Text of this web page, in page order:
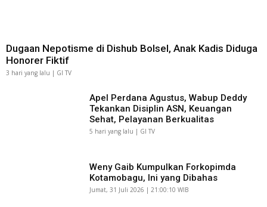
Dugaan Nepotisme di Dishub Bolsel, Anak Kadis Diduga
Honorer Fiktif
3 hari yang lalu | GI TV
Apel Perdana Agustus, Wabup Deddy
Tekankan Disiplin ASN, Keuangan
Sehat, Pelayanan Berkualitas
5 hari yang lalu | GI TV
Weny Gaib Kumpulkan Forkopimda
Kotamobagu, Ini yang Dibahas
Jumat, 31 Juli 2026 | 21:00:10 WIB